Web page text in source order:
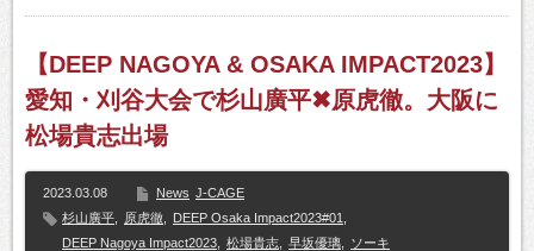
【DEEP NAGOYA & OSAKA IMPACT2023】
愛知・刈谷大会で杉山廣平✖原虎徹。大阪に
松場貴志出場
2023.03.08 News J-CAGE
杉山廣平
原虎徹 DEEP Osaka Impact2023#01
DEEP Nagoya Impact2023
松場貴志 早坂優璃 ソーキ